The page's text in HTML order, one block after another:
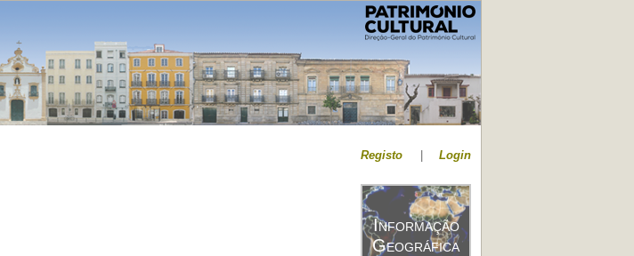
Registo Login
Informação
Geográfica